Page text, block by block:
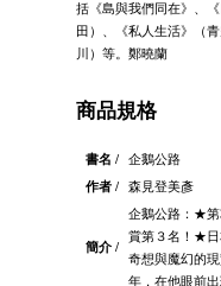
括《島與我們同在》、
田）、《私人生活》（
川）等。鄭曉蘭
商品規格
書名 /
企鵝公路
作者 /
森見登美彥
簡介 /
企鵝公路：★第
賞第３名！★日
奇想與魔幻的
年，在他眼前